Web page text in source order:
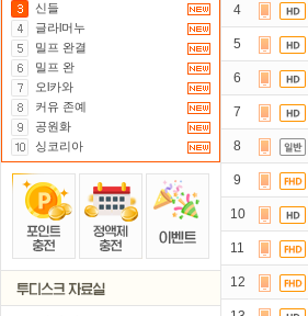
신들
글라l머누
밀프 완결
밀프 완
오l카와
커유 존예
공원화
싱코리아
4
5
6
7
8
9
10
11
12